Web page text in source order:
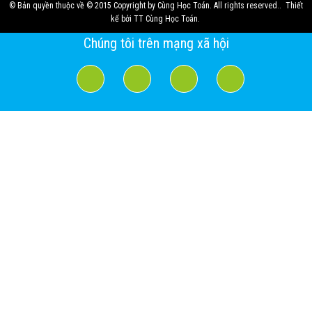
© Bản quyền thuộc về © 2015 Copyright by Cùng Học Toán. All rights reserved.
Thiết
kế bởi TT Cùng Học Toán
Chúng tôi trên mạng xã hội